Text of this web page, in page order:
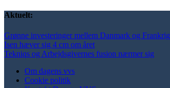
Aktuelt:
Grønne investeringer mellem Danmark og Frankrig
Isen hæver sig 4 cm om året
Tekniqs og Arbejdsgivernes fusion nærmer sig
Om dagens vvs
Cookie politik